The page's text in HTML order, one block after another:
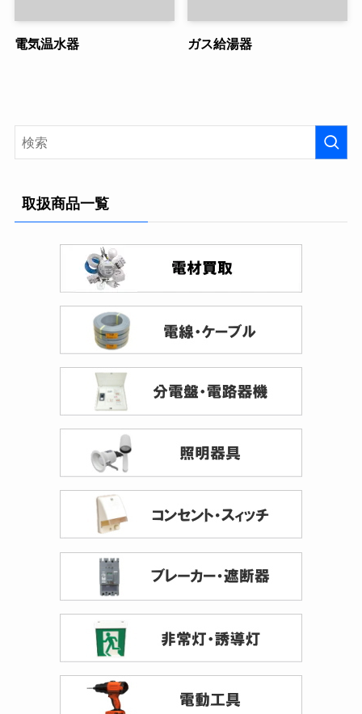
電気温水器 ガス給湯器
取扱商品一覧